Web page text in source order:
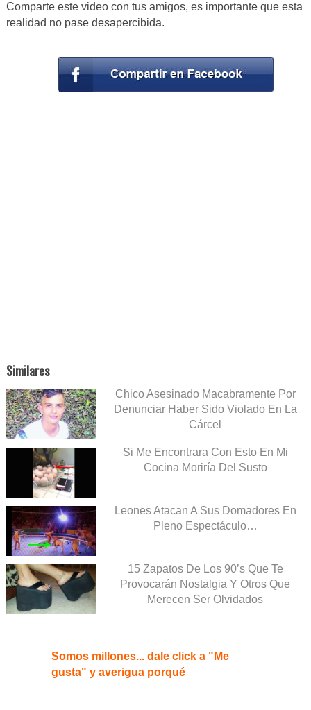
Comparte este video con tus amigos, es importante que esta
realidad no pase desapercibida.
Similares
Chico Asesinado Macabramente Por
Denunciar Haber Sido Violado En La
Cárcel
Si Me Encontrara Con Esto En Mi
Cocina Moriría Del Susto
Leones Atacan A Sus Domadores En
Pleno Espectáculo…
15 Zapatos De Los 90’s Que Te
Provocarán Nostalgia Y Otros Que
Merecen Ser Olvidados
Somos millones... dale click a "Me
gusta" y averigua porqué